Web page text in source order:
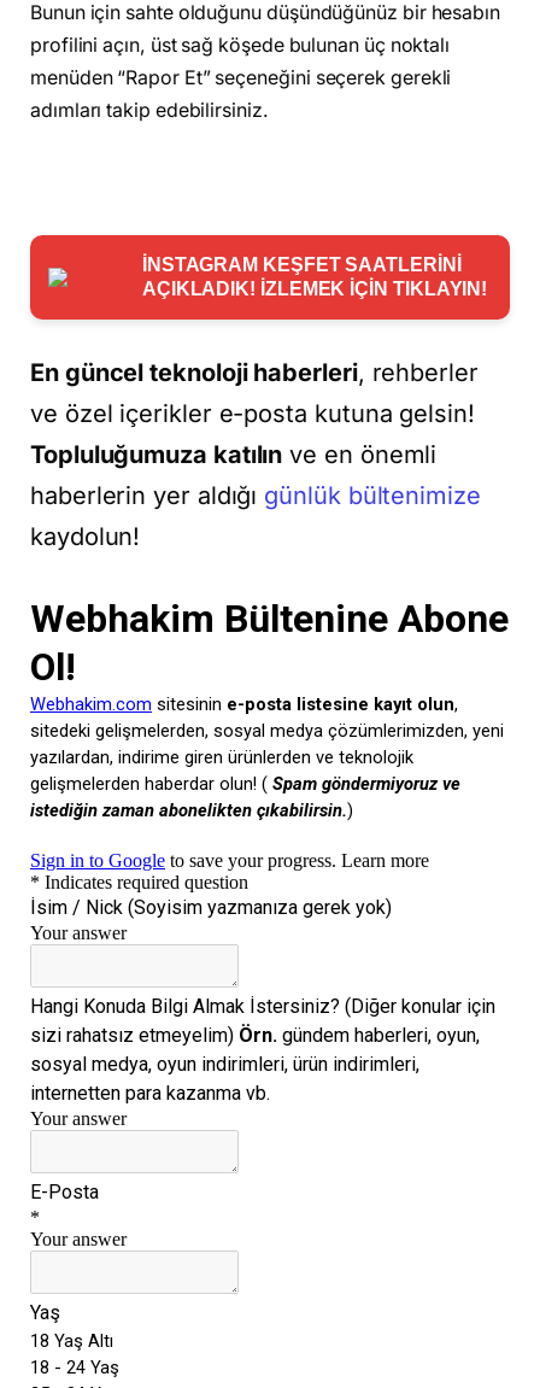
Bunun için sahte olduğunu düşündüğünüz bir hesabın
profilini açın, üst sağ köşede bulunan üç noktalı
menüden “Rapor Et” seçeneğini seçerek gerekli
adımları takip edebilirsiniz.
İNSTAGRAM KEŞFET SAATLERİNİ
AÇIKLADIK! İZLEMEK İÇİN TIKLAYIN!
En güncel teknoloji haberleri, rehberler
ve özel içerikler e-posta kutuna gelsin!
Topluluğumuza katılın ve en önemli
haberlerin yer aldığı günlük bültenimize
kaydolun!